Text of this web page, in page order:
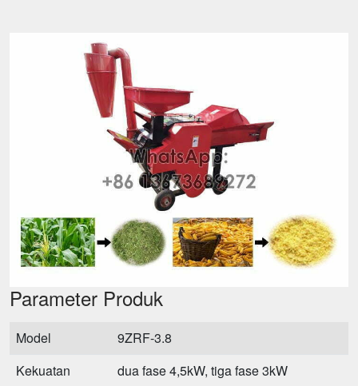
Parameter Produk
Model
9ZRF-3.8
Kekuatan
dua fase 4,5kW, tiga fase 3kW